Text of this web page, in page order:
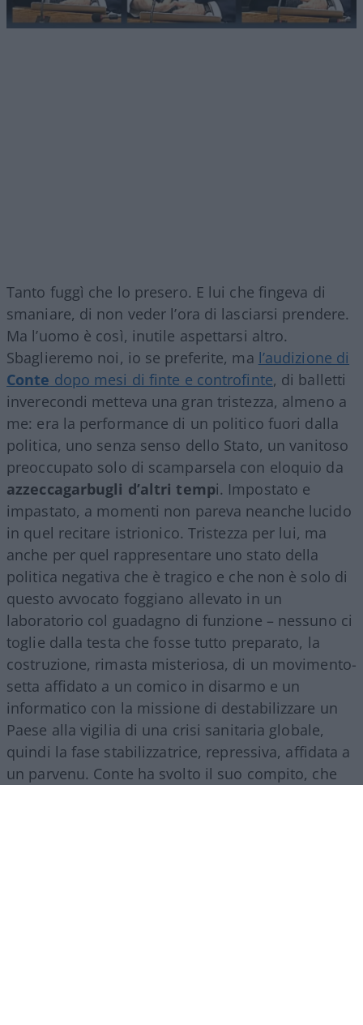
Tanto fuggì che lo presero. E lui che fingeva di
smaniare, di non veder l’ora di lasciarsi prendere.
Ma l’uomo è così, inutile aspettarsi altro.
Sbaglieremo noi, io se preferite, ma l’audizione di
Conte dopo mesi di finte e controfinte, di balletti
inverecondi metteva una gran tristezza, almeno a
me: era la performance di un politico fuori dalla
politica, uno senza senso dello Stato, un vanitoso
preoccupato solo di scamparsela con eloquio da
azzeccagarbugli d’altri tempi. Impostato e
impastato, a momenti non pareva neanche lucido
in quel recitare istrionico. Tristezza per lui, ma
anche per quel rappresentare uno stato della
politica negativa che è tragico e che non è solo di
questo avvocato foggiano allevato in un
laboratorio col guadagno di funzione – nessuno ci
toglie dalla testa che fosse tutto preparato, la
costruzione, rimasta misteriosa, di un movimento-
setta affidato a un comico in disarmo e un
informatico con la missione di destabilizzare un
Paese alla vigilia di una crisi sanitaria globale,
quindi la fase stabilizzatrice, repressiva, affidata a
un parvenu. Conte ha svolto il suo compito, che